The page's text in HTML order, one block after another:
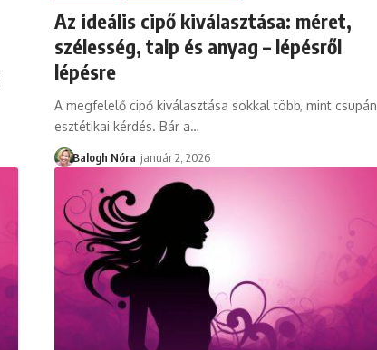
Az ideális cipő kiválasztása: méret,
szélesség, talp és anyag – lépésről
lépésre
A megfelelő cipő kiválasztása sokkal több, mint csupán
esztétikai kérdés. Bár a…
Balogh Nóra január 2, 2026